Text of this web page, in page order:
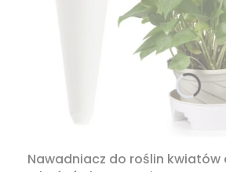
Nawadniacz do roślin kwiatów